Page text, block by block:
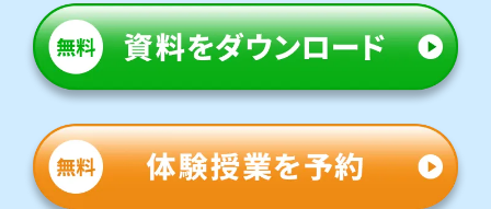
・特色選抜対策コース
・英検対策コース
・不登校サポートコース
阿知須中学校
トライは最寄り駅から徒歩1分なので、電車に乗って通塾す
る生徒も多くいます。毎日電車やバスなどを活用し授業や
自習で多くの生徒が来校しています。